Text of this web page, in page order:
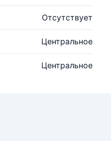
Отсутствует
Центральное
Центральное